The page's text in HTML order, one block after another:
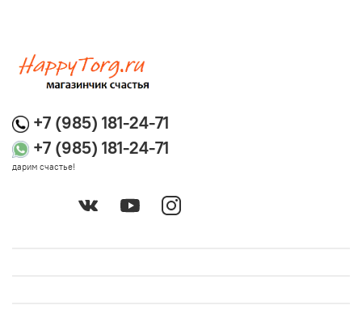
+7 (985) 181-24-71
+7 (985) 181-24-71
дарим счастье!